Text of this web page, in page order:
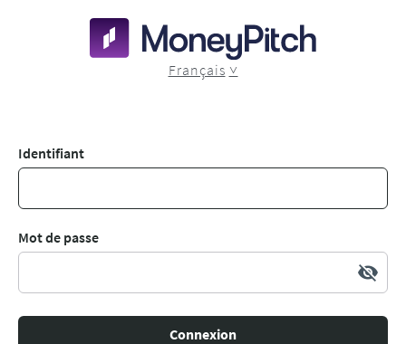
Français
Identifiant
Mot de passe
visibility_off
Connexion